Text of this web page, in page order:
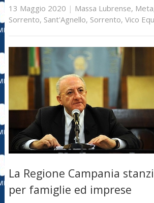
13 Maggio 2020 | Massa Lubrense, Meta
Sorrento, Sant'Agnello, Sorrento, Vico
La Regione Campania
per famiglie ed imprese